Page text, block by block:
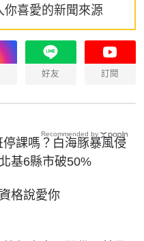
喜愛的新聞來源
好友 訂閱
課嗎？白海豚暴風侵
基6縣市破50%
格說愛你
Recommended by